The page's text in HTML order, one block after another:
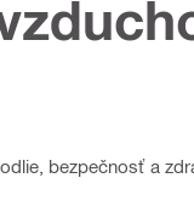
bezpečnosť a